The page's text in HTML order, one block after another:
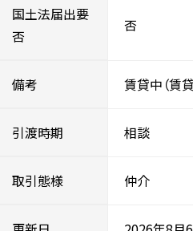
国土法届出要
否
否
備考 賃貸中（賃
引渡時期 相談
取引態様 仲介